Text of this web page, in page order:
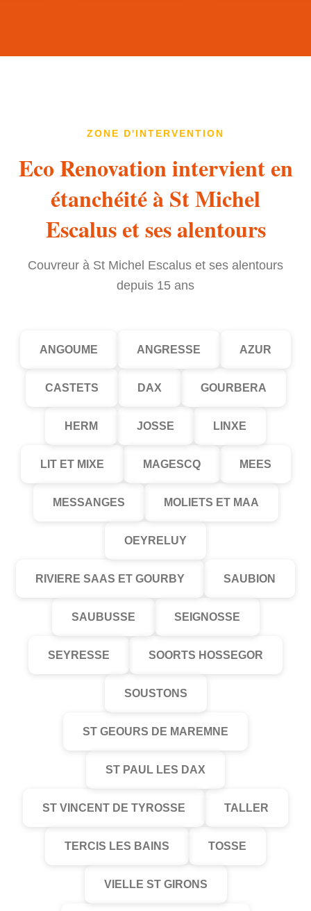
ZONE D'INTERVENTION
Eco Renovation intervient en
étanchéité à St Michel
Escalus et ses alentours
Couvreur à St Michel Escalus et ses alentours
depuis 15 ans
ANGOUME ANGRESSE AZUR
CASTETS DAX GOURBERA
HERM JOSSE LINXE
LIT ET MIXE MAGESCQ MEES
MESSANGES MOLIETS ET MAA
OEYRELUY
RIVIERE SAAS ET GOURBY SAUBION
SAUBUSSE SEIGNOSSE
SEYRESSE SOORTS HOSSEGOR
SOUSTONS
ST GEOURS DE MAREMNE
ST PAUL LES DAX
ST VINCENT DE TYROSSE TALLER
TERCIS LES BAINS TOSSE
VIELLE ST GIRONS